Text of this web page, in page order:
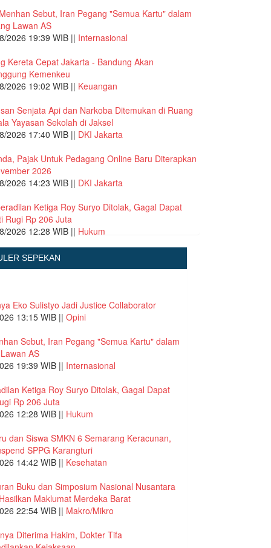
Sebut, Iran Pegang "Semua Kartu" dalam
Lawan AS
2026 19:39 WIB || Internasional
Kereta Cepat Jakarta - Bandung Akan
Kemenkeu
2026 19:02 WIB || Keuangan
Senjata Api dan Narkoba Ditemukan di Ruang
Yayasan Sekolah di Jaksel
2026 17:40 WIB || DKI Jakarta
Pajak Untuk Pedagang Online Baru Diterapkan
2026
2026 14:23 WIB || DKI Jakarta
Ketiga Roy Suryo Ditolak, Gagal Dapat
Rugi Rp 206 Juta
2026 12:28 WIB || Hukum
SEPEKAN
Eko Sulistyo Jadi Justice Collaborator
13:15 WIB || Opini
Sebut, Iran Pegang "Semua Kartu" dalam
AS
19:39 WIB || Internasional
Ketiga Roy Suryo Ditolak, Gagal Dapat
Rp 206 Juta
12:28 WIB || Hukum
dan Siswa SMKN 6 Semarang Keracunan,
SPPG Karangturi
14:42 WIB || Kesehatan
Buku dan Simposium Nasional Nusantara
Maklumat Merdeka Barat
22:54 WIB || Makro/Mikro
Diterima Hakim, Dokter Tifa